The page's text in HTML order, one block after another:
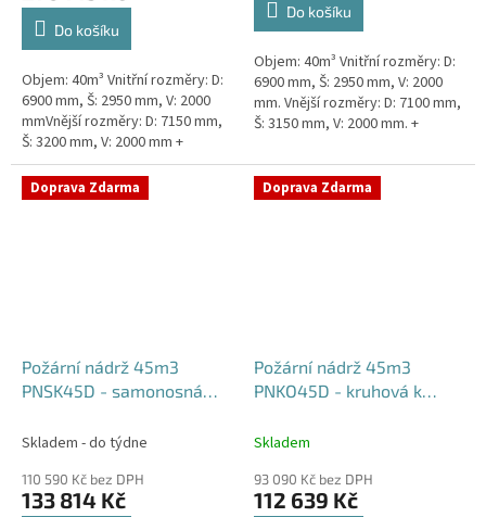
Do košíku
Objem: 40m³ Vnitřní rozměry: D:
6900 mm, Š: 2950 mm, V: 2000
mmVnější rozměry: D: 7150 mm,
Š: 3200 mm, V: 2000 mm +
komínek Běžná doba dodání 2-3
týdny od objednávky. Rozměry...
hvězdiček.
Do košíku
Objem: 40m³ Vnitřní rozměry: D:
6900 mm, Š: 2950 mm, V: 2000
mm. Vnější rozměry: D: 7100 mm,
Š: 3150 mm, V: 2000 mm. +
týdny od objednávky....
Doprava Zdarma
Požární nádrž 45m3
PNSK45D - samonosná
Skladem - do týdne
110 590 Kč bez DPH
133 814 Kč
Doprava Zdarma
Požární nádrž 45m3
PNKO45D - kruhová k
Skladem
93 090 Kč bez DPH
112 639 Kč